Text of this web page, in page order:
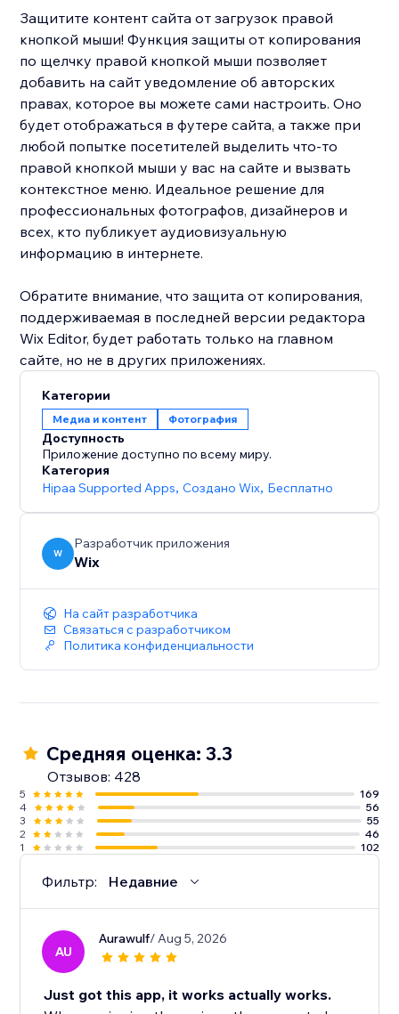
Защитите контент сайта от загрузок правой
кнопкой мыши! Функция защиты от копирования
по щелчку правой кнопкой мыши позволяет
добавить на сайт уведомление об авторских
правах, которое вы можете сами настроить. Оно
будет отображаться в футере сайта, а также при
любой попытке посетителей выделить что-то
правой кнопкой мыши у вас на сайте и вызвать
контекстное меню. Идеальное решение для
профессиональных фотографов, дизайнеров и
всех, кто публикует аудиовизуальную
информацию в интернете.
Обратите внимание, что защита от копирования,
поддерживаемая в последней версии редактора
Wix Editor, будет работать только на главном
Категории
Медиа и контент Фотография
Доступность
Приложение доступно по всему миру.
Категория
Hipaa Supported Apps,Создано Wix, Бесплатно
W
Разработчик приложения
Wix
На сайт разработчика
Связаться с разработчиком
Политика конфиденциальности
Средняя оценка: 3.3
Отзывов: 428
5
169
4
56
3
55
2
46
1
102
Фильтр: Недавние
AU
Aurawulf/ Aug 5, 2026
Just got this app, it works actually works.